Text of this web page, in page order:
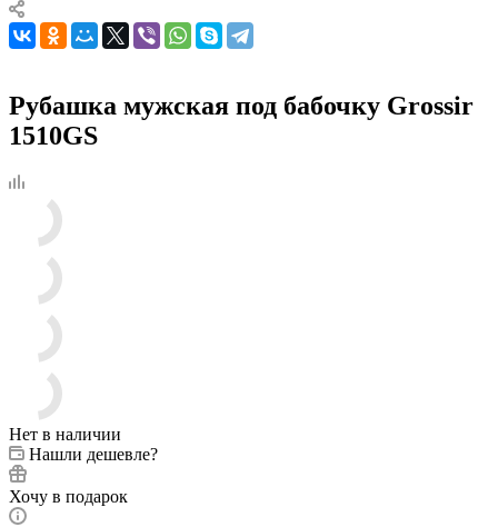
Рубашка мужская под бабочку Grossir
1510GS
Нет в наличии
Нашли дешевле?
Хочу в подарок